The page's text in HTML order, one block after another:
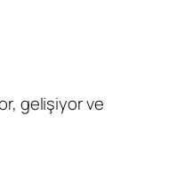
gelişiyor ve